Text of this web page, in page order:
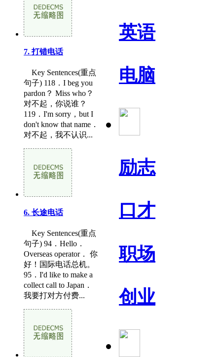
英语
电脑
励志
口才
职场
创业
7. 打错电话
Key Sentences(重点
句子) 118．I beg you
pardon？ Miss who？
对不起，你说谁？
119．I'm sorry，but I
don't know that name．
对不起，我不认识...
6. 长途电话
Key Sentences(重点
句子) 94．Hello．
Overseas operator． 你
好！国际电话总机。
95．I'd like to make a
collect call to Japan．
我要打对方付费...